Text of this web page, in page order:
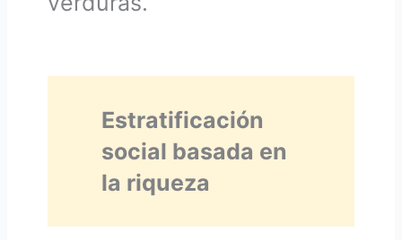
Estratificación
social basada en
la riqueza